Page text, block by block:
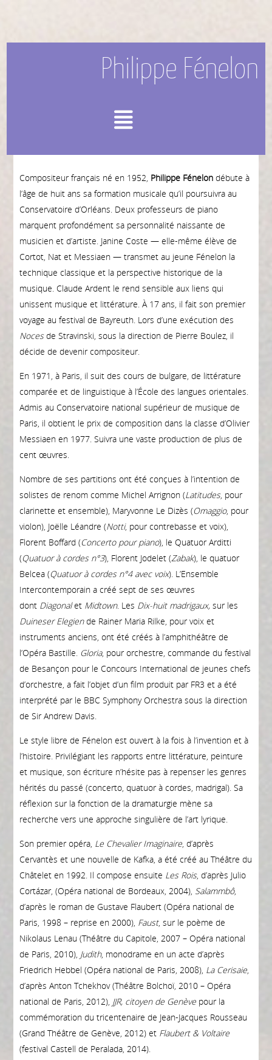
Philippe Fénelon
Compositeur français né en 1952, Philippe Fénelondébute à
l’âge de huit ans sa formation musicale qu’il poursuivra au
Conservatoire d’Orléans. Deux professeurs de piano
marquent profondément sa personnalité naissante de
musicien et d’artiste. Janine Coste — elle-même élève de
Cortot, Nat et Messiaen — transmet au jeune Fénelon la
technique classique et la perspective historique de la
musique. Claude Ardent le rend sensible aux liens qui
unissent musique et littérature. À 17 ans, il fait son premier
voyage au festival de Bayreuth. Lors d’une exécution des
Nocesde Stravinski, sous la direction de Pierre Boulez, il
décide de devenir compositeur.
En 1971, à Paris, il suit des cours de bulgare, de littérature
comparée et de linguistique à l’École des langues orientales.
Admis au Conservatoire national supérieur de musique de
Paris, il obtient le prix de composition dans la classe d’Olivier
Messiaen en 1977. Suivra une vaste production de plus de
cent œuvres.
Nombre de ses partitions ont été conçues à l’intention de
solistes de renom comme Michel Arrignon (Latitudes, pour
clarinette et ensemble), Maryvonne Le Dizès (Omaggio, pour
violon), Joëlle Léandre (Notti, pour contrebasse et voix),
Florent Boffard (Concerto pour piano), le Quatuor Arditti
(Quatuor à cordes n°3), Florent Jodelet (Zabak), le quatuor
Belcea (Quatuor à cordes n°4 avec voix). L’Ensemble
Intercontemporain a créé sept de ses œuvres
dont DiagonaletMidtown. Les Dix-huit madrigaux,sur les
Duineser Elegiende Rainer Maria Rilke, pour voix et
instruments anciens, ont été créés à l’amphithéâtre de
l’Opéra Bastille. Gloria, pour orchestre, commande du festival
de Besançon pour le Concours International de jeunes chefs
d’orchestre, a fait l’objet d’un film produit par FR3 et a été
interprété par le BBC Symphony Orchestra sous la direction
de Sir Andrew Davis.
Le style libre de Fénelon est ouvert à la fois à l’invention et à
l’histoire. Privilégiant les rapports entre littérature, peinture
et musique, son écriture n’hésite pas à repenser les genres
hérités du passé (concerto, quatuor à cordes, madrigal). Sa
réflexion sur la fonction de la dramaturgie mène sa
recherche vers une approche singulière de l’art lyrique.
Son premier opéra, Le Chevalier Imaginaire, d’après
Cervantès et une nouvelle de Kafka, a été créé au Théâtre du
Châtelet en 1992. Il compose ensuite Les Rois, d’après Julio
Cortázar, (Opéra national de Bordeaux, 2004), Salammbô,
d’après le roman de Gustave Flaubert (Opéra national de
Paris, 1998 – reprise en 2000), Faust, sur le poème de
Nikolaus Lenau (Théâtre du Capitole, 2007 – Opéra national
de Paris, 2010), Judith, monodrame en un acte d’après
Friedrich Hebbel (Opéra national de Paris, 2008), La Cerisaie,
d’après Anton Tchekhov (Théâtre Bolchoï, 2010 – Opéra
national de Paris, 2012), JJR, citoyen de Genèvepour la
commémoration du tricentenaire de Jean-Jacques Rousseau
(Grand Théâtre de Genève, 2012) et Flaubert & Voltaire
(festival Castell de Peralada, 2014).